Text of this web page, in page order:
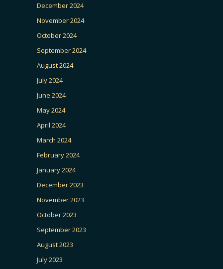
December 2024
November 2024
October 2024
September 2024
August 2024
July 2024
June 2024
May 2024
April 2024
March 2024
February 2024
January 2024
December 2023
November 2023
October 2023
September 2023
August 2023
July 2023